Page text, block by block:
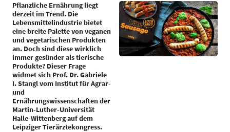
Pflanzliche Ernährung liegt
derzeit im Trend. Die
Lebensmittelindustrie bietet
eine breite Palette von veganen
und vegetarischen Produkten
an. Doch sind diese wirklich
immer gesünder als tierische
Produkte? Dieser Frage
widmet sich Prof. Dr. Gabriele
I. Stangl vom Institut für Agrar-
und
Ernährungswissenschaften der
Martin-Luther-Universität
Halle-Wittenberg auf dem
Leipziger Tierärztekongress.